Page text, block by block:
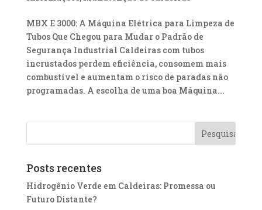
MBX E 3000: A Máquina Elétrica para Limpeza de
Tubos Que Chegou para Mudar o Padrão de
Segurança Industrial Caldeiras com tubos
incrustados perdem eficiência, consomem mais
combustível e aumentam o risco de paradas não
programadas. A escolha de uma boa Máquina...
Posts recentes
Hidrogênio Verde em Caldeiras: Promessa ou
Futuro Distante?